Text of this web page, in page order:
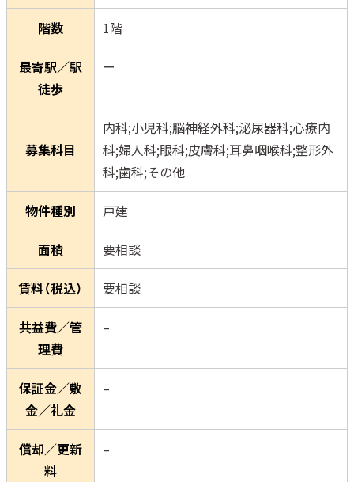
階数 1階
最寄駅／駅
徒歩
ー
募集科目
内科;小児科;脳神経外科;泌尿器科;心療内
科;婦人科;眼科;皮膚科;耳鼻咽喉科;整形外
科;歯科;その他
物件種別 戸建
面積 要相談
賃料（税込） 要相談
共益費／管
理費
–
保証金／敷
金／礼金
–
償却／更新
料
–